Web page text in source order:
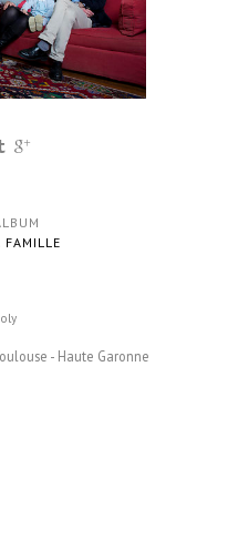
- Haute Garonne